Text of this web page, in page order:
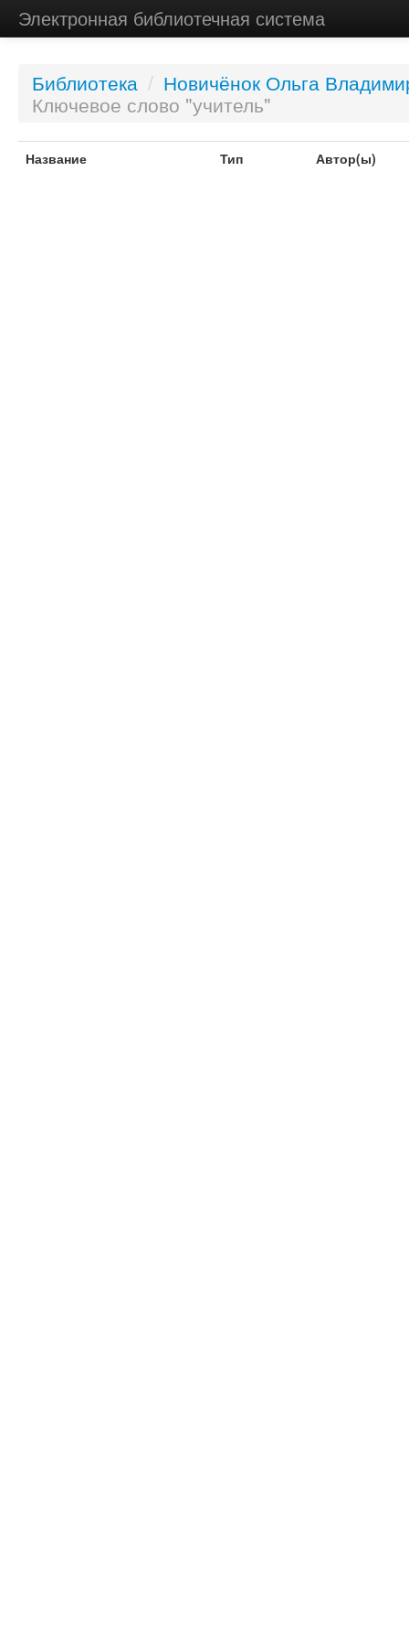
Электронная библиотечная система
Библиотека / Новичёнок Ольга
Ключевое слово "учитель"
Название Тип Автор(ы)